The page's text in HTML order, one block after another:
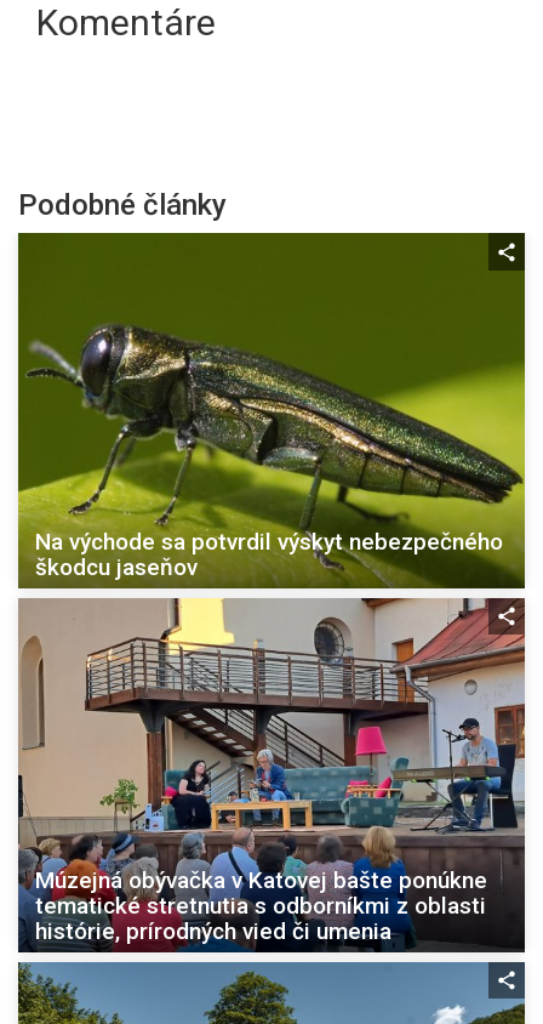
Komentáre
Podobné články
Na východe sa potvrdil výskyt nebezpečného
škodcu jaseňov
Múzejná obývačka v Katovej bašte ponúkne
tematické stretnutia s odborníkmi z oblasti
histórie, prírodných vied či umenia